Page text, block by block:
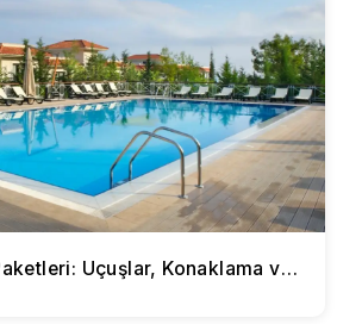
Özel Kıbrıs Tatil Paketleri: Uçuşlar, Konaklama ve Daha Fazlası